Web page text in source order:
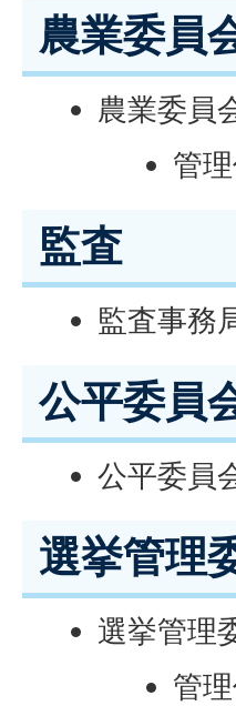
農業委員
農業委員
管
監査
監査事務
公平委員
公平委員
選挙管理
選挙管理
管